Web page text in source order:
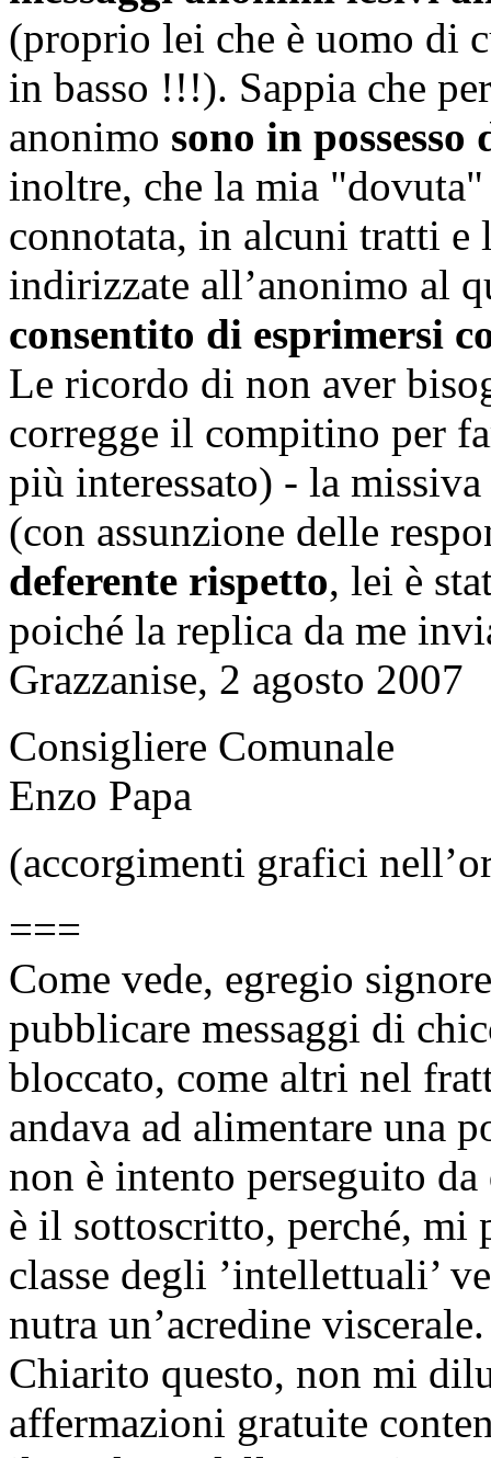
(proprio lei che è uomo di
in basso !!!). Sappia che
anonimo sono in
inoltre, che la mia "dovuta"
connotata, in alcuni tratti
indirizzate all’anonimo al
consentito di esprimersi
Le ricordo di non aver
corregge il compitino per
più interessato) - la
(con assunzione delle
deferente rispetto, lei è
poiché la replica da me
Grazzanise, 2 agosto 2007
Consigliere Comunale
Enzo Papa
(accorgimenti grafici
===
Come vede, egregio
pubblicare messaggi di
bloccato, come altri nel
andava ad alimentare una
non è intento perseguito
è il sottoscritto, perché, mi
classe degli ’intellettuali’
nutra un’acredine viscerale.
Chiarito questo, non mi
affermazioni gratuite